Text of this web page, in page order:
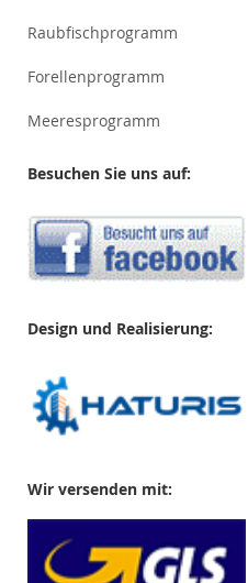
Raubfischprogramm
Forellenprogramm
Meeresprogramm
Besuchen Sie uns auf:
Design und Realisierung:
Wir versenden mit: